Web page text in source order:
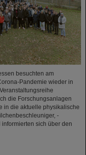
besuchten am
Pandemie wieder in
die Forschungsanlagen
in die aktuelle physikalische
-
sich über den